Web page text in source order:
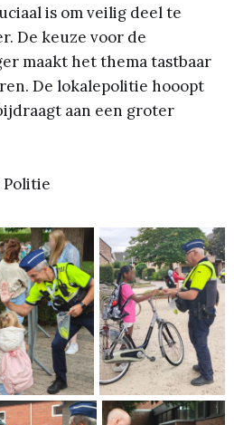
is om veilig deel te
De keuze voor de
maakt het thema tastbaar
De lokalepolitie hooopt
aan een groter
Politie